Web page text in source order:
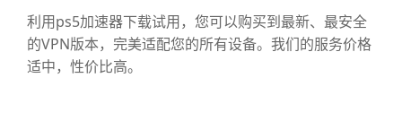
利用ps5加速器下载试用，您可以购买到最新、最安全
的VPN版本，完美适配您的所有设备。我们的服务价格
适中，性价比高。